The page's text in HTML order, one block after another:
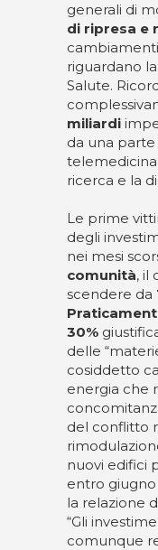
generali di
di ripresa e
riguardano la
Salute.
miliardi
da una parte
telemedicina,
ricerca e la
Le prime
degli
nei mesi
comunità, il
scendere da
30%
delle
cosiddetto
energia che
del conflitto
nuovi edifici
entro giugno
la relazione
“Gli
comunque